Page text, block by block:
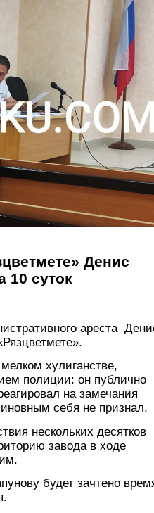
Денис
10 суток
ареста
хулиганстве,
полиции: он публично
на замечания
себя не признал.
нескольких десятков
завода в ходе
будет зачтено